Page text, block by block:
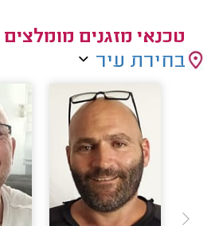
טכנאי מזגנים מומלצים
בחירת עיר